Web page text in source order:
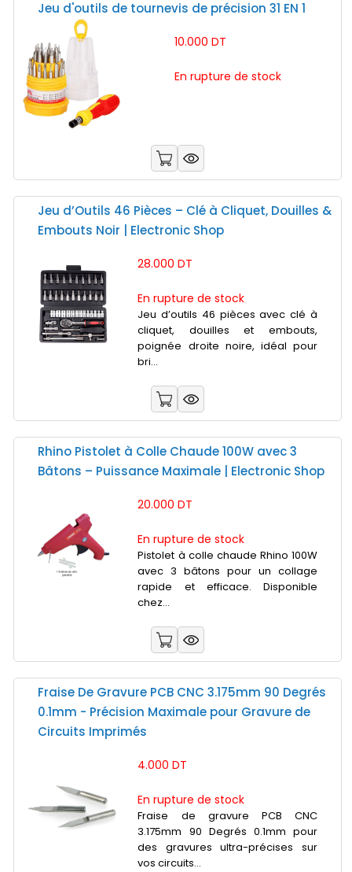
Jeu d'outils de tournevis de précision 31 EN 1
10.000 DT
En rupture de stock
Jeu d’Outils 46 Pièces – Clé à Cliquet, Douilles &
Embouts Noir | Electronic Shop
28.000 DT
En rupture de stock
Jeu d’outils 46 pièces avec clé à
cliquet, douilles et embouts,
poignée droite noire, idéal pour
bri...
Rhino Pistolet à Colle Chaude 100W avec 3
Bâtons – Puissance Maximale | Electronic Shop
20.000 DT
En rupture de stock
Pistolet à colle chaude Rhino 100W
avec 3 bâtons pour un collage
rapide et efficace. Disponible
chez...
Fraise De Gravure PCB CNC 3.175mm 90 Degrés
0.1mm - Précision Maximale pour Gravure de
Circuits Imprimés
4.000 DT
En rupture de stock
Fraise de gravure PCB CNC
3.175mm 90 Degrés 0.1mm pour
des gravures ultra-précises sur
vos circuits...